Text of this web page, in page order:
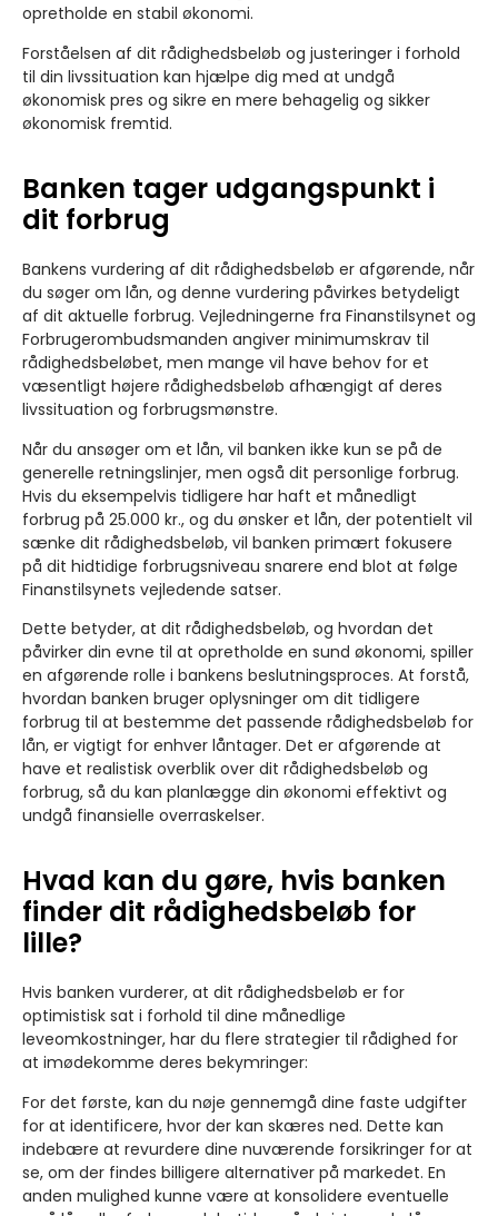
opretholde en stabil økonomi.
Forståelsen af dit rådighedsbeløb og justeringer i forhold
til din livssituation kan hjælpe dig med at undgå
økonomisk pres og sikre en mere behagelig og sikker
økonomisk fremtid.
Banken tager udgangspunkt i
dit forbrug
Bankens vurdering af dit rådighedsbeløb er afgørende, når
du søger om lån, og denne vurdering påvirkes betydeligt
af dit aktuelle forbrug. Vejledningerne fra Finanstilsynet og
Forbrugerombudsmanden angiver minimumskrav til
rådighedsbeløbet, men mange vil have behov for et
væsentligt højere rådighedsbeløb afhængigt af deres
livssituation og forbrugsmønstre.
Når du ansøger om et lån, vil banken ikke kun se på de
generelle retningslinjer, men også dit personlige forbrug.
Hvis du eksempelvis tidligere har haft et månedligt
forbrug på 25.000 kr., og du ønsker et lån, der potentielt vil
sænke dit rådighedsbeløb, vil banken primært fokusere
på dit hidtidige forbrugsniveau snarere end blot at følge
Finanstilsynets vejledende satser.
Dette betyder, at dit rådighedsbeløb, og hvordan det
påvirker din evne til at opretholde en sund økonomi, spiller
en afgørende rolle i bankens beslutningsproces. At forstå,
hvordan banken bruger oplysninger om dit tidligere
forbrug til at bestemme det passende rådighedsbeløb for
lån, er vigtigt for enhver låntager. Det er afgørende at
have et realistisk overblik over dit rådighedsbeløb og
forbrug, så du kan planlægge din økonomi effektivt og
undgå finansielle overraskelser.
Hvad kan du gøre, hvis banken
finder dit rådighedsbeløb for
lille?
Hvis banken vurderer, at dit rådighedsbeløb er for
optimistisk sat i forhold til dine månedlige
leveomkostninger, har du flere strategier til rådighed for
at imødekomme deres bekymringer:
For det første, kan du nøje gennemgå dine faste udgifter
for at identificere, hvor der kan skæres ned. Dette kan
indebære at revurdere dine nuværende forsikringer for at
se, om der findes billigere alternativer på markedet. En
anden mulighed kunne være at konsolidere eventuelle